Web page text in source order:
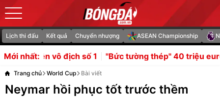
Lịch thi đấu Kết quả Chuyển nhượng ASEAN Championship
Mới nhất:
số 1 "Bức tường thép" 40 triệu euro của Oliver
Trang chủ World Cup Bài viết
Neymar hồi phục tốt trước thềm